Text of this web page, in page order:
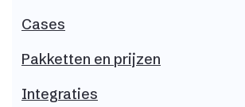
Cases
Pakketten en prijzen
Integraties